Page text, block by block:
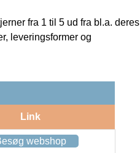
fra 1 til 5 ud fra bl.a. deres
leveringsformer og
Link
webshop